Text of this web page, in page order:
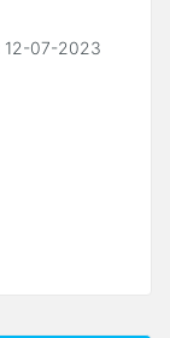
12-07-2023